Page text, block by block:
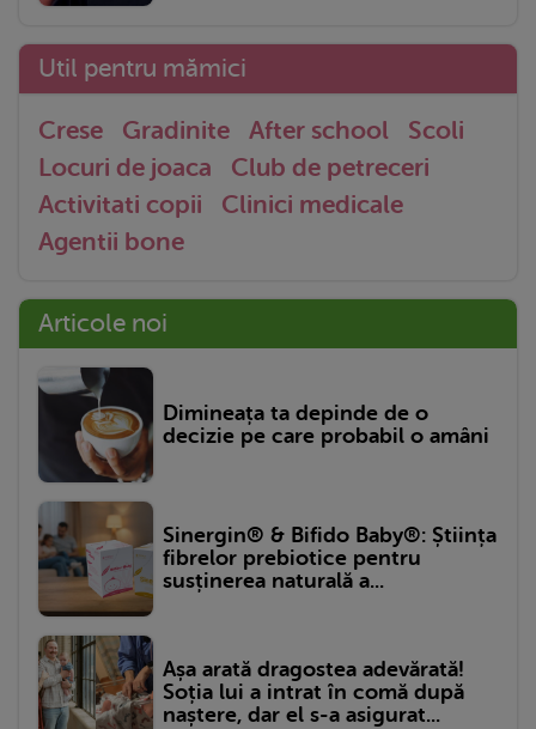
Util pentru mămici
Crese Gradinite After school
Scoli
Locuri de joaca
Club de petreceri
Activitati copii
Clinici medicale
Agentii bone
Articole noi
Dimineața ta depinde de o
decizie pe care probabil o amâni
Sinergin® & Bifido Baby®: Știința
fibrelor prebiotice pentru
susținerea naturală a...
Așa arată dragostea adevărată!
Soția lui a intrat în comă după
naștere, dar el s-a asigurat...